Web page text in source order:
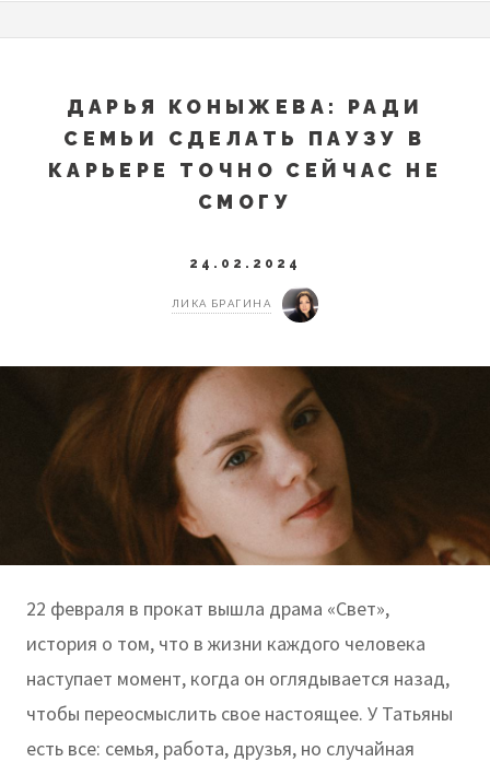
ДАРЬЯ КОНЫЖЕВА: РАДИ
СЕМЬИ СДЕЛАТЬ ПАУЗУ В
КАРЬЕРЕ ТОЧНО СЕЙЧАС НЕ
СМОГУ
24.02.2024
ЛИКА БРАГИНА
22 февраля в прокат вышла драма «Свет»,
история о том, что в жизни каждого человека
наступает момент, когда он оглядывается назад,
чтобы переосмыслить свое настоящее. У Татьяны
есть все: семья, работа, друзья, но случайная